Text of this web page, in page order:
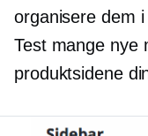
organisere dem
Test mange nye
produktsidene